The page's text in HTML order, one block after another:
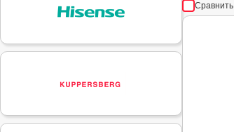
Сравнить